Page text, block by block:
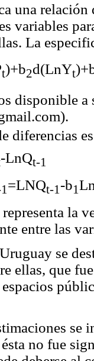
una
variables
La
t)+b2d(LnYt
disponible
diferencias
-LnQt-1
=LNQt-1 -b1
la
entre las
se
ellas, que
no fue